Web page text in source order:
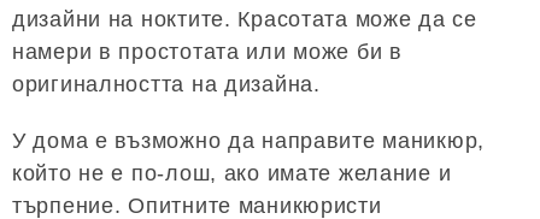
дизайни на ноктите. Красотата може да се
намери в простотата или може би в
оригиналността на дизайна.
У дома е възможно да направите маникюр,
който не е по-лош, ако имате желание и
търпение. Опитните маникюристи